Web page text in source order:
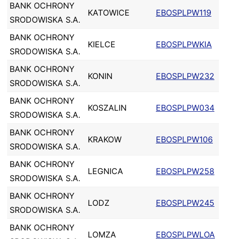
BANK OCHRONY
SRODOWISKA S.A.
KATOWICE EBOSPLPW119
BANK OCHRONY
SRODOWISKA S.A.
KIELCE EBOSPLPWKIA
BANK OCHRONY
SRODOWISKA S.A.
KONIN EBOSPLPW232
BANK OCHRONY
SRODOWISKA S.A.
KOSZALIN EBOSPLPW034
BANK OCHRONY
SRODOWISKA S.A.
KRAKOW EBOSPLPW106
BANK OCHRONY
SRODOWISKA S.A.
LEGNICA EBOSPLPW258
BANK OCHRONY
SRODOWISKA S.A.
LODZ EBOSPLPW245
BANK OCHRONY
LOMZA EBOSPLPWLOA